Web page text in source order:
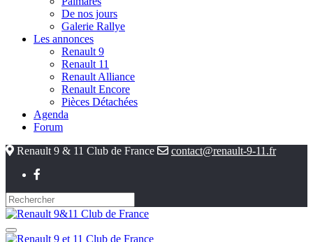
De nos jours
Galerie Rallye
Les annonces
Renault 9
Renault 11
Renault Alliance
Renault Encore
Pièces Détachées
Agenda
Forum
Renault 9 & 11 Club de France
contact@renault-9-11.fr